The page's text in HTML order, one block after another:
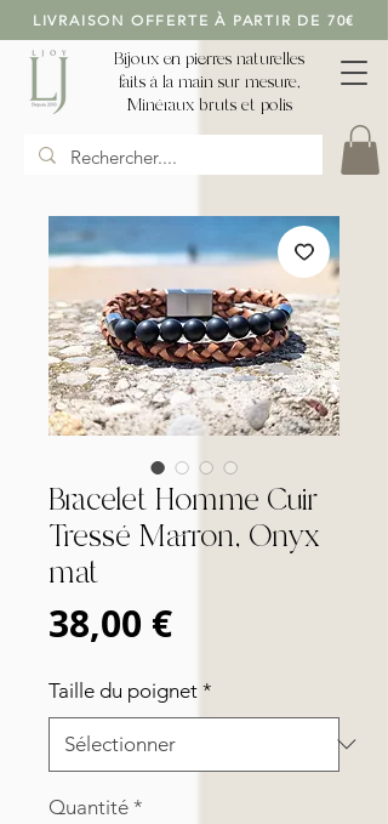
LIVRAISON OFFERTE À PARTIR DE 70€
Bijoux en pierres naturelles
faits à la main sur mesure,
Minéraux bruts et polis
Bracelet Homme Cuir
Tressé Marron, Onyx
mat
38,00 €Prix
Taille du poignet *
Quantité *